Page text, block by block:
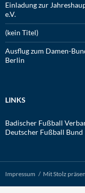
Einladung zur
e.V.
(kein Titel)
Ausflug zum Damen-
Berlin
LINKS
Badischer Fußball
Deutscher Fußball Bund
Impressum Mit Stolz